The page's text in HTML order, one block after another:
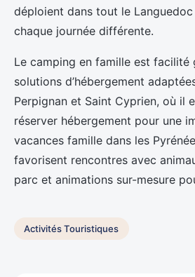
déploient dans tout le
chaque journée différente.
Le camping en famille est facilité
solutions d’hébergement
Perpignan et Saint Cyprien, où il
réserver hébergement pour une
vacances famille dans les
favorisent rencontres avec
parc et animations sur-mesure
Activités Touristiques